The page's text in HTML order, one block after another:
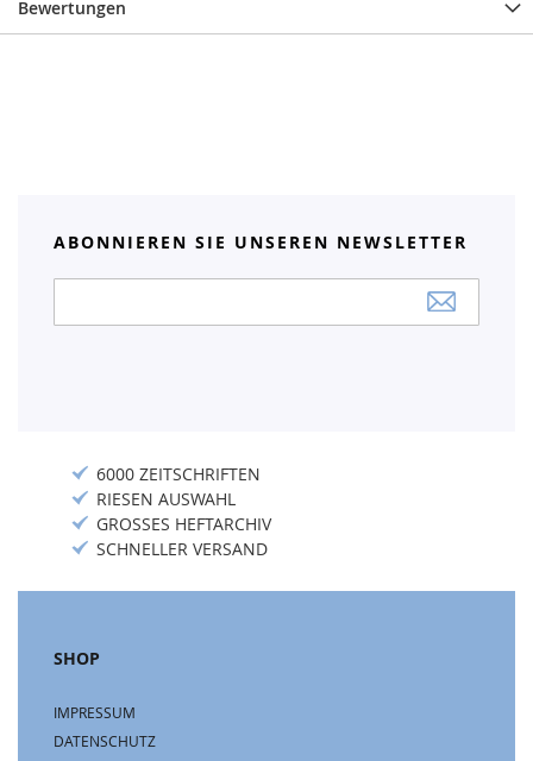
Bewertungen
ABONNIEREN SIE UNSEREN NEWSLETTER
Newsletter:
6000 ZEITSCHRIFTEN
RIESEN AUSWAHL
GROSSES HEFTARCHIV
SCHNELLER VERSAND
SHOP
IMPRESSUM
DATENSCHUTZ